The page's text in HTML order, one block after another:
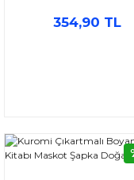
Kitap
354,90 TL